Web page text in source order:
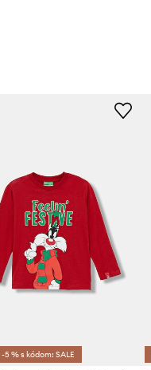
-5 % s kódom: SALE